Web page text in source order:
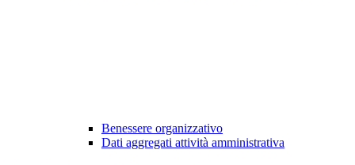
Benessere organizzativo
Dati aggregati attività amministrativa